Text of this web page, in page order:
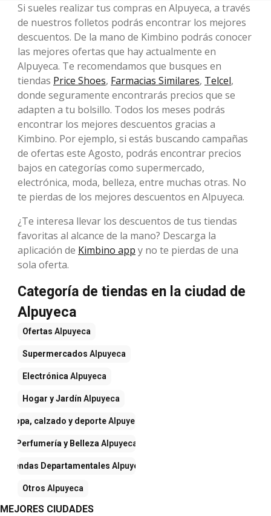
Si sueles realizar tus compras en Alpuyeca, a través
de nuestros folletos podrás encontrar los mejores
descuentos. De la mano de Kimbino podrás conocer
las mejores ofertas que hay actualmente en
Alpuyeca. Te recomendamos que busques en
tiendas Price Shoes, Farmacias Similares, Telcel,
donde seguramente encontrarás precios que se
adapten a tu bolsillo. Todos los meses podrás
encontrar los mejores descuentos gracias a
Kimbino. Por ejemplo, si estás buscando campañas
de ofertas este Agosto, podrás encontrar precios
bajos en categorías como supermercado,
electrónica, moda, belleza, entre muchas otras. No
te pierdas de los mejores descuentos en Alpuyeca.
¿Te interesa llevar los descuentos de tus tiendas
favoritas al alcance de la mano? Descarga la
aplicación de Kimbino app y no te pierdas de una
sola oferta.
Categoría de tiendas en la ciudad de
Alpuyeca
Ofertas Alpuyeca
Supermercados Alpuyeca
Electrónica Alpuyeca
Hogar y Jardín Alpuyeca
Ropa, calzado y deporteAlpuyeca
Perfumería y Belleza Alpuyeca
Tiendas Departamentales Alpuyeca
Otros Alpuyeca
MEJORES CIUDADES